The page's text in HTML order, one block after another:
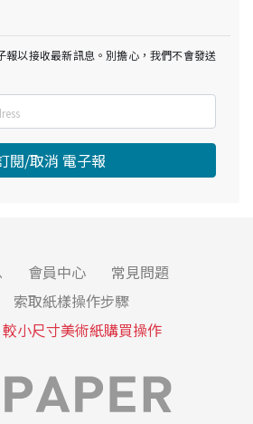
報以接收最新訊息。別擔心，我們不會發送
閱/取消 電子報
會員中心
常見問題
索取紙樣操作步驟
較小尺寸美術紙購買操作